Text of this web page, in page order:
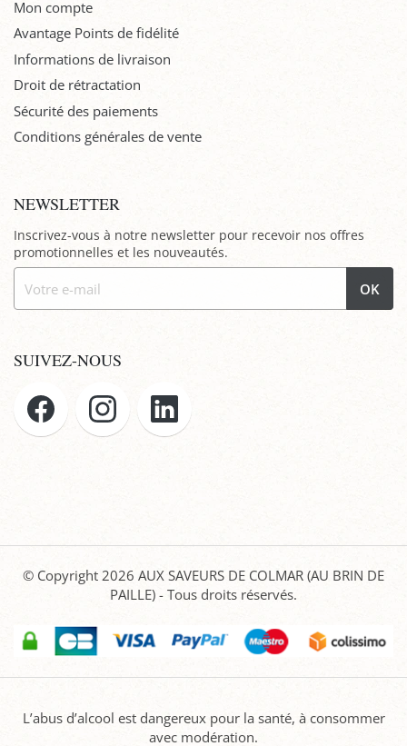
Mon compte
Avantage Points de fidélité
Informations de livraison
Droit de rétractation
Sécurité des paiements
Conditions générales de vente
NEWSLETTER
Inscrivez-vous à notre newsletter pour recevoir nos offres
promotionnelles et les nouveautés.
OK
SUIVEZ-NOUS
© Copyright 2026 AUX SAVEURS DE COLMAR (AU BRIN DE
PAILLE) - Tous droits réservés.
L’abus d’alcool est dangereux pour la santé, à consommer
avec modération.